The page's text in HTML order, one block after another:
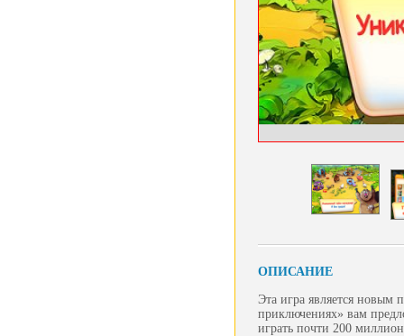
ОПИСАНИЕ
Эта игра является
приключениях» вам
играть почти 200